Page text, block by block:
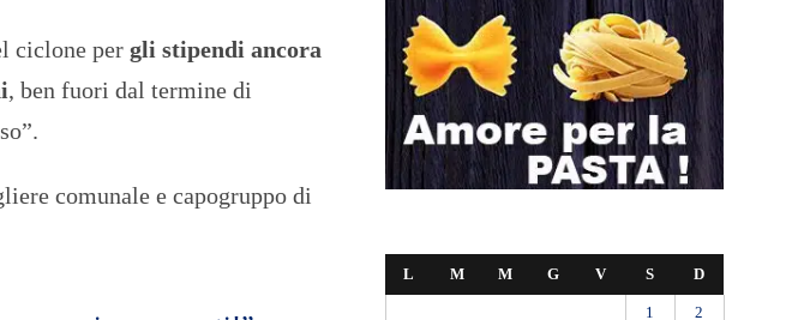
ciclone per gli stipendi ancora
, ben fuori dal termine di
comunale e capogruppo di
L M M G V S D
1 2